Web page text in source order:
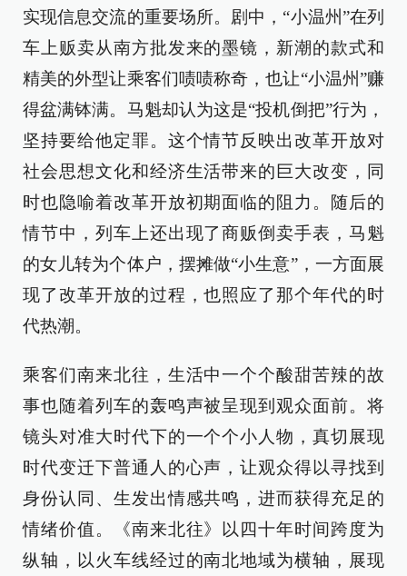
实现信息交流的重要场所。剧中，“小温州”在列
车上贩卖从南方批发来的墨镜，新潮的款式和
精美的外型让乘客们啧啧称奇，也让“小温州”赚
得盆满钵满。马魁却认为这是“投机倒把”行为，
坚持要给他定罪。这个情节反映出改革开放对
社会思想文化和经济生活带来的巨大改变，同
时也隐喻着改革开放初期面临的阻力。随后的
情节中，列车上还出现了商贩倒卖手表，马魁
的女儿转为个体户，摆摊做“小生意”，一方面展
现了改革开放的过程，也照应了那个年代的时
代热潮。
乘客们南来北往，生活中一个个酸甜苦辣的故
事也随着列车的轰鸣声被呈现到观众面前。将
镜头对准大时代下的一个个小人物，真切展现
时代变迁下普通人的心声，让观众得以寻找到
身份认同、生发出情感共鸣，进而获得充足的
情绪价值。《南来北往》以四十年时间跨度为
纵轴，以火车线经过的南北地域为横轴，展现